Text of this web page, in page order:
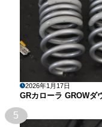
2026年1月17日
GRカローラ GROWダ
5